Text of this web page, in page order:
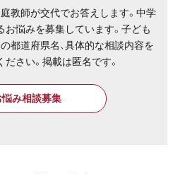
教師が交代でお答えします。中学
悩みを募集しています。子ども
都道府県名、具体的な相談内容を
さい。掲載は匿名です。
悩み相談募集